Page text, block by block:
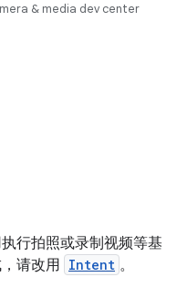
& media dev center
行拍照或录制视频等基
请改用 Intent 。